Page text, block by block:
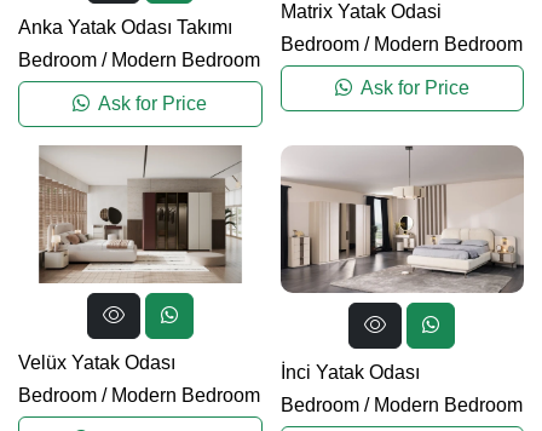
Anka Yatak Odası Takımı
Bedroom / Modern Bedroom
Ask for Price
Matrix Yatak Odasi
Bedroom/ Modern Bedroom
Ask for Price
Velüx Yatak Odası
Bedroom / Modern Bedroom
İnci Yatak Odası
Bedroom/ Modern Bedroom